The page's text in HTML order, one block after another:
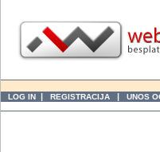
LOG IN | REGISTRACIJA | UNOS